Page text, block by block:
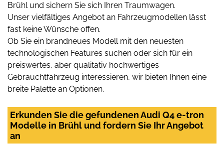
Brühl und sichern Sie sich Ihren Traumwagen.
Unser vielfältiges Angebot an Fahrzeugmodellen lässt
fast keine Wünsche offen.
Ob Sie ein brandneues Modell mit den neuesten
technologischen Features suchen oder sich für ein
preiswertes, aber qualitativ hochwertiges
Gebrauchtfahrzeug interessieren, wir bieten Ihnen eine
breite Palette an Optionen.
Erkunden Sie die gefundenen Audi Q4 e-tron
Modelle in Brühl und fordern Sie Ihr Angebot
an